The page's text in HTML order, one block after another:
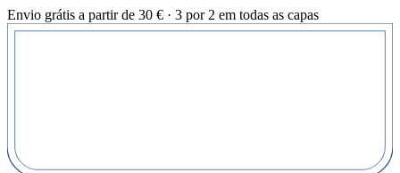
Envio grátis a partir de 30 € · 3 por 2 em todas as capas